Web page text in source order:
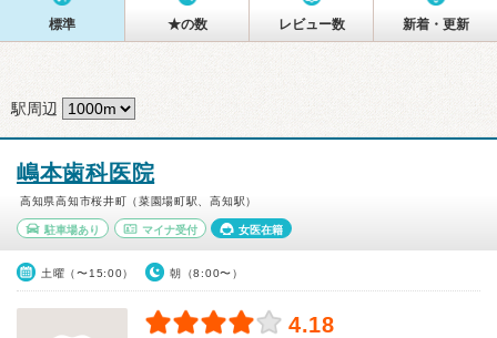
標準 ★の数 レビュー数 新着・更新
駅周辺
嶋本歯科医院
高知県高知市桜井町（菜園場町駅、高知駅）
駐車場あり マイナ受付 女医在籍
土曜（〜15:00） 朝（8:00〜）
4.18